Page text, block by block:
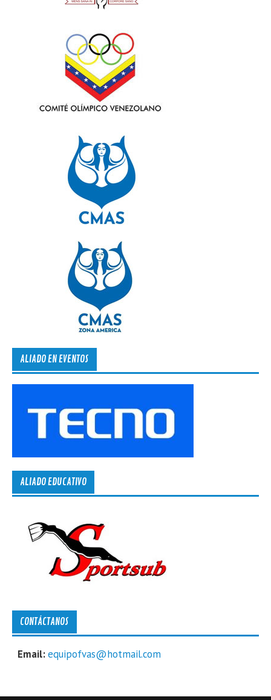
ALIADO EN EVENTOS
ALIADO EDUCATIVO
CONTÁCTANOS
Email:equipofvas@hotmail.com